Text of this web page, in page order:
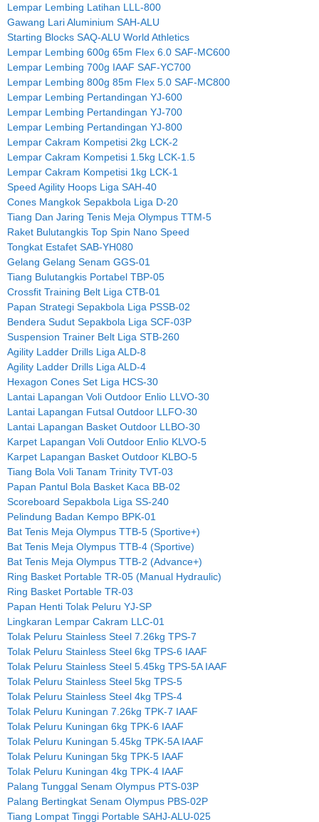
Lempar Lembing Latihan LLL-800
Gawang Lari Aluminium SAH-ALU
Starting Blocks SAQ-ALU World Athletics
Lempar Lembing 600g 65m Flex 6.0 SAF-MC600
Lempar Lembing 700g IAAF SAF-YC700
Lempar Lembing 800g 85m Flex 5.0 SAF-MC800
Lempar Lembing Pertandingan YJ-600
Lempar Lembing Pertandingan YJ-700
Lempar Lembing Pertandingan YJ-800
Lempar Cakram Kompetisi 2kg LCK-2
Lempar Cakram Kompetisi 1.5kg LCK-1.5
Lempar Cakram Kompetisi 1kg LCK-1
Speed Agility Hoops Liga SAH-40
Cones Mangkok Sepakbola Liga D-20
Tiang Dan Jaring Tenis Meja Olympus TTM-5
Raket Bulutangkis Top Spin Nano Speed
Tongkat Estafet SAB-YH080
Gelang Gelang Senam GGS-01
Tiang Bulutangkis Portabel TBP-05
Crossfit Training Belt Liga CTB-01
Papan Strategi Sepakbola Liga PSSB-02
Bendera Sudut Sepakbola Liga SCF-03P
Suspension Trainer Belt Liga STB-260
Agility Ladder Drills Liga ALD-8
Agility Ladder Drills Liga ALD-4
Hexagon Cones Set Liga HCS-30
Lantai Lapangan Voli Outdoor Enlio LLVO-30
Lantai Lapangan Futsal Outdoor LLFO-30
Lantai Lapangan Basket Outdoor LLBO-30
Karpet Lapangan Voli Outdoor Enlio KLVO-5
Karpet Lapangan Basket Outdoor KLBO-5
Tiang Bola Voli Tanam Trinity TVT-03
Papan Pantul Bola Basket Kaca BB-02
Scoreboard Sepakbola Liga SS-240
Pelindung Badan Kempo BPK-01
Bat Tenis Meja Olympus TTB-5 (Sportive+)
Bat Tenis Meja Olympus TTB-4 (Sportive)
Bat Tenis Meja Olympus TTB-2 (Advance+)
Ring Basket Portable TR-05 (Manual Hydraulic)
Ring Basket Portable TR-03
Papan Henti Tolak Peluru YJ-SP
Lingkaran Lempar Cakram LLC-01
Tolak Peluru Stainless Steel 7.26kg TPS-7
Tolak Peluru Stainless Steel 6kg TPS-6 IAAF
Tolak Peluru Stainless Steel 5.45kg TPS-5A IAAF
Tolak Peluru Stainless Steel 5kg TPS-5
Tolak Peluru Stainless Steel 4kg TPS-4
Tolak Peluru Kuningan 7.26kg TPK-7 IAAF
Tolak Peluru Kuningan 6kg TPK-6 IAAF
Tolak Peluru Kuningan 5.45kg TPK-5A IAAF
Tolak Peluru Kuningan 5kg TPK-5 IAAF
Tolak Peluru Kuningan 4kg TPK-4 IAAF
Palang Tunggal Senam Olympus PTS-03P
Palang Bertingkat Senam Olympus PBS-02P
Tiang Lompat Tinggi Portable SAHJ-ALU-025